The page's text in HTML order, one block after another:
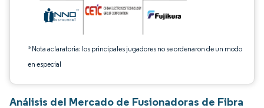
*Nota aclaratoria: los principales jugadores no se ordenaron de un modo
en especial
Análisis del Mercado de Fusionadoras de Fibra